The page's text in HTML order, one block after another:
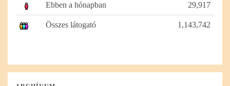
Ebben a hónapban 29,917
Összes látogató 1,143,742